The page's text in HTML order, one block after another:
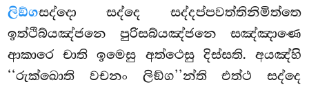
ලිඞ්ගසද්දො සද්දෙ සද්දප්පවත්තිනිමිත්තෙ
ඉත්ථිබ්යඤ්ජනෙ පුරිසබ්යඤ්ජනෙ සඤ්ඤාණෙ
ආකාරෙ චාති ඉමෙසු අත්ථෙසු දිස්සති. අයඤ්හි
‘‘රුක්ඛොති වචනං ලිඞ්ග’’න්ති එත්ථ සද්දෙ